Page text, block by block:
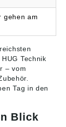
gehen am
Technik
– vom
Tag in den
Blick